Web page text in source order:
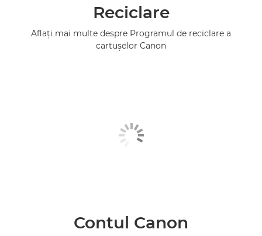
Reciclare
Aflaţi mai multe despre Programul de reciclare a
cartuşelor Canon
Contul Canon